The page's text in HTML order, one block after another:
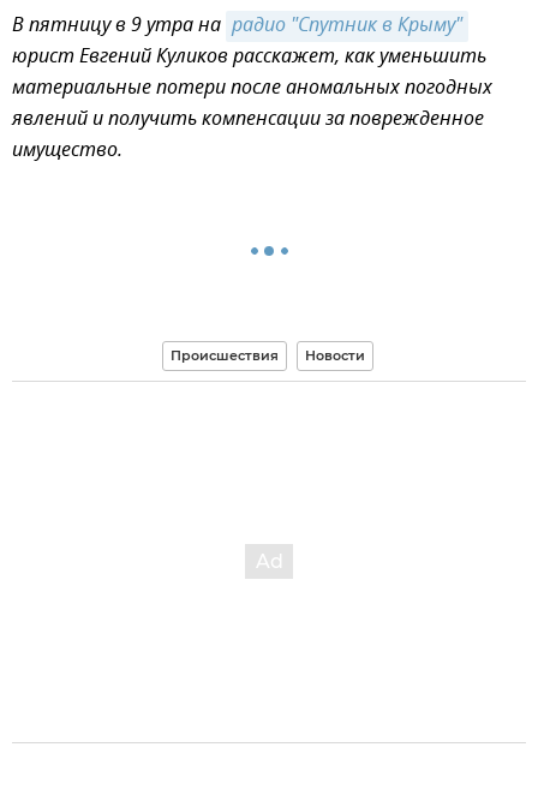
В пятницу в 9 утра на радио "Спутник в Крыму"
юрист Евгений Куликов расскажет, как уменьшить
материальные потери после аномальных погодных
явлений и получить компенсации за поврежденное
имущество.
Происшествия Новости